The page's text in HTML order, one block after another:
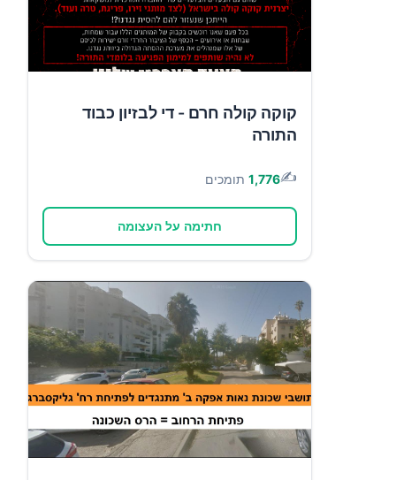
קוקה קולה חרם - די לבזיון כבוד
התורה
✍️
1,776 תומכים
חתימה על העצומה